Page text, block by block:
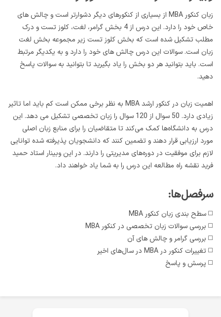
زبان کنکور MBA از بسیاری از کنکورهای دیگر دشوارتر است و چالش های
خاص خود را دارد. این درس از 4 بخش گرامر، لغت، کلوز تست و درک
مطلب تشکیل شده است که بخش کلوز تست زیر مجموعه بخش لغت
زبان است. سوالات این درس چالش های خود را دارد و به یکدیگر مرتبط
است. باید بتوانید هر دو بخش را یاد بگیرید تا بتوانید به سوالات پاسخ
دهید.
اهمیت زبان در کنکور ارشد MBA به نظر برخی ممکن است کم باید اما تاثیر
زیادی دارد. 50 سوال از 120 سوال را زبان تخصصی تشکیل می دهد. این
درس به دانشگاه‌ها کمک می‌کند تا متقاضیان را برای منابع زبان اصلی
مورد ارزیابی قرار دهند و تضمین کنند که دانشجویان پذیرفته شده توانایی
لازم برای موفقیت در دوره‌های مدیریتی را دارند. در این وبینار استاد حمید
فرید نقشه راه مطالعه این درس را به شما یاد خواهند داد.
سرفصل‌ها:
◻️ سطح بندی زبان کنکور MBA
◻️ بررسی سوالات زبان تخصصی در کنکور MBA
◻️ بررسی گرامر و چالش های آن
◻️ تغییرات کنکور در MBA در سال‌های اخیر
◻️ پرسش و پاسخ